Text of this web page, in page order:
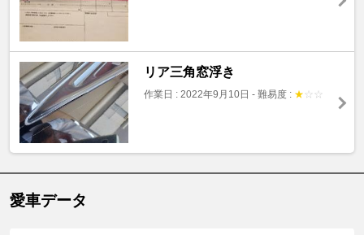
リア三角窓浮き
作業日 : 2022年9月10日 - 難易度 : ★ ☆ ☆
愛車データ